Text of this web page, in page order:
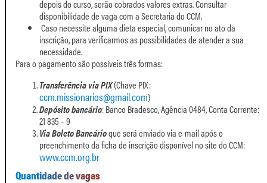
depois do curso, serão cobrados valores extras. Consultar
disponibilidade de vaga com a Secretaria do CCM.
Caso necessite alguma dieta especial, comunicar no ato da
inscrição, para verificarmos as possibilidades de atender a sua
necessidade.
Para o pagamento são possíveis três formas:
Transferência via PIX(Chave PIX:
ccm.missionarios@gmail.com)
Depósito bancário: Banco Bradesco, Agência 0484, Conta Corrente:
21 835 – 9
Via Boleto Bancárioque será enviado via e-mail após o
preenchimento da ficha de inscrição disponível no site do CCM:
www.ccm.org.br
Quantidade de vagas